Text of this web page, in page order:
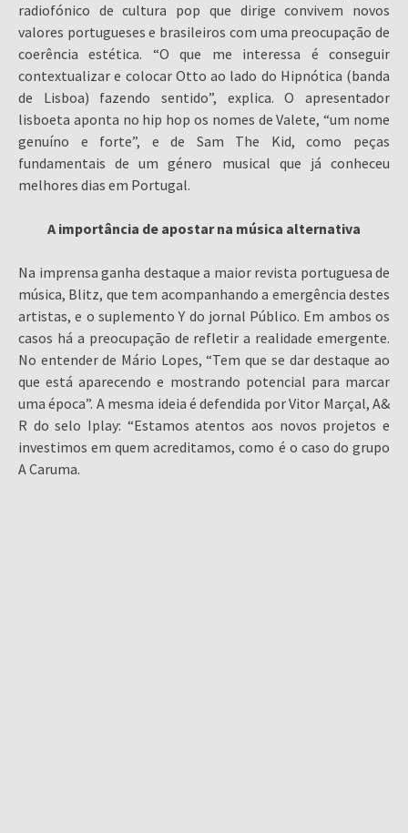
radiofónico de cultura pop que dirige convivem novos
valores portugueses e brasileiros com uma preocupação de
coerência estética. “O que me interessa é conseguir
contextualizar e colocar Otto ao lado do Hipnótica (banda
de Lisboa) fazendo sentido”, explica. O apresentador
lisboeta aponta no hip hop os nomes de Valete, “um nome
genuíno e forte”, e de Sam The Kid, como peças
fundamentais de um género musical que já conheceu
melhores dias em Portugal.
A importância de apostar na música alternativa
Na imprensa ganha destaque a maior revista portuguesa de
música, Blitz, que tem acompanhando a emergência destes
artistas, e o suplemento Y do jornal Público. Em ambos os
casos há a preocupação de refletir a realidade emergente.
No entender de Mário Lopes, “Tem que se dar destaque ao
que está aparecendo e mostrando potencial para marcar
uma época”. A mesma ideia é defendida por Vitor Marçal, A&
R do selo Iplay: “Estamos atentos aos novos projetos e
investimos em quem acreditamos, como é o caso do grupo
A Caruma.